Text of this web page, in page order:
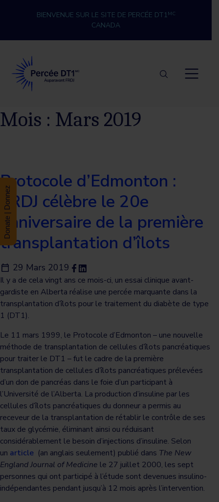
BIENVENUE SUR LE SITE DE PERCÉE DT1MC
CANADA
Mois : Mars 2019
Protocole d’Edmonton :
FRDJ célèbre le 20e
anniversaire de la première
transplantation d’îlots
29 Mars 2019
Il y a de cela vingt ans ce mois-ci, un essai clinique avant-
gardiste en Alberta réalise une percée marquante dans la
transplantation d’îlots pour le traitement du diabète de type
1 (DT1).
Le 11 mars 1999, le Protocole d’Edmonton – une nouvelle
méthode de transplantation de cellules d’îlots pancréatiques
pour traiter le DT1 – fut le cadre de la première
transplantation de cellules d’îlots pancréatiques prélevées
d’un don de pancréas dans le foie d’un participant à
l’Université de l’Alberta. La production d’insuline par les
cellules d’îlots pancréatiques du donneur a permis au
receveur de la transplantation de rétablir le contrôle de ses
taux de glycémie, éliminant ainsi ou réduisant
considérablement le besoin d’injections d’insuline. Selon
un article (an anglais seulement) publié dans The New
England Journal of Medicine le 27 juillet 2000, les sept
personnes qui ont participé à l’étude sont devenues insulino-
indépendantes pendant jusqu’à 12 mois après l’intervention.
Donate | Donnez